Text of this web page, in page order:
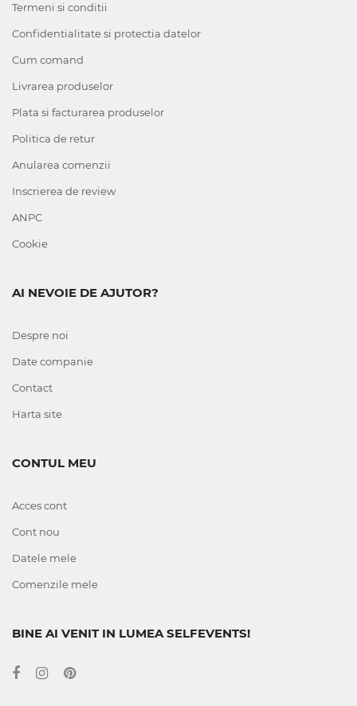
Termeni si conditii
Confidentialitate si protectia datelor
Cum comand
Livrarea produselor
Plata si facturarea produselor
Politica de retur
Anularea comenzii
Inscrierea de review
ANPC
Cookie
AI NEVOIE DE AJUTOR?
Despre noi
Date companie
Contact
Harta site
CONTUL MEU
Acces cont
Cont nou
Datele mele
Comenzile mele
BINE AI VENIT IN LUMEA SELFEVENTS!